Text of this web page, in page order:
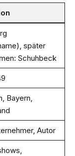
später
Schuhbeck
Bayern,
Autor